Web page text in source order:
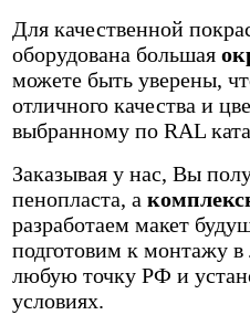
Для качественной
оборудована большая
можете быть уверены,
отличного качества и
выбранному по RAL
Заказывая у нас, Вы
пенопласта, а
разработаем макет
подготовим к монтажу
любую точку РФ и
условиях.